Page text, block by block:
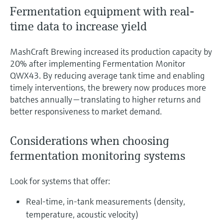
Fermentation equipment with real-
time data to increase yield
MashCraft Brewing increased its production capacity by
20% after implementing Fermentation Monitor
QWX43. By reducing average tank time and enabling
timely interventions, the brewery now produces more
batches annually — translating to higher returns and
better responsiveness to market demand.
Considerations when choosing
fermentation monitoring systems
Look for systems that offer:
Real-time, in-tank measurements (density,
temperature, acoustic velocity)